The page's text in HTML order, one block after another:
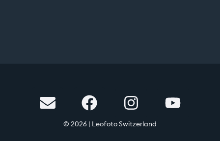
© 2026 | Leofoto Switzerland